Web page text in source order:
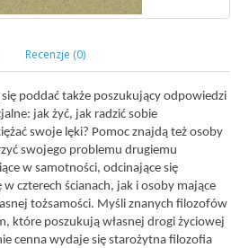
poddać także poszukujący odpowiedzi
jak żyć, jak radzić sobie
swoje lęki? Pomoc znajdą też osoby
swojego problemu drugiemu
w samotności, odcinające się
czterech ścianach, jak i osoby mające
tożsamości. Myśli znanych filozofów
które poszukują własnej drogi życiowej
cenna wydaje się starożytna filozofia